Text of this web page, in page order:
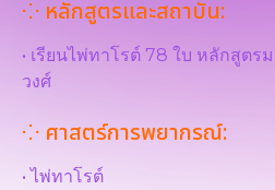
⁘ หลักสูตรและสถาบัน:
• เรียนไพ่ทาโรต์ 78 ใบ หลักสูตร
วงศ์
⁘ ศาสตร์การพยากรณ์:
• ไพ่ทาโรต์